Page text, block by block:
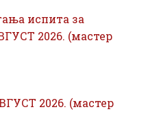
испита за
2026. (мастер
2026. (мастер